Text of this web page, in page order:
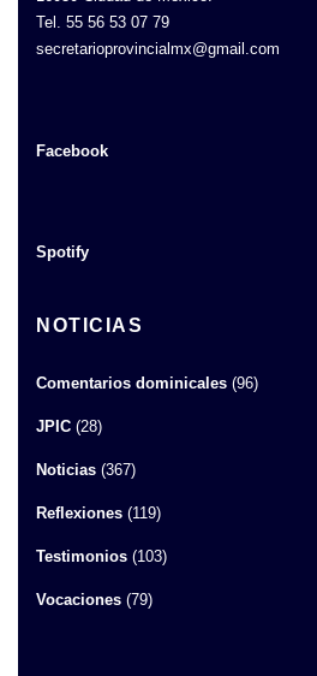
Tel. 55 56 53 07 79
secretarioprovincialmx@gmail.com
Facebook
Spotify
NOTICIAS
Comentarios dominicales (96)
JPIC (28)
Noticias (367)
Reflexiones (119)
Testimonios (103)
Vocaciones (79)